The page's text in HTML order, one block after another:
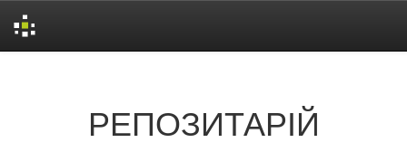
РЕПОЗИТАРІЙ